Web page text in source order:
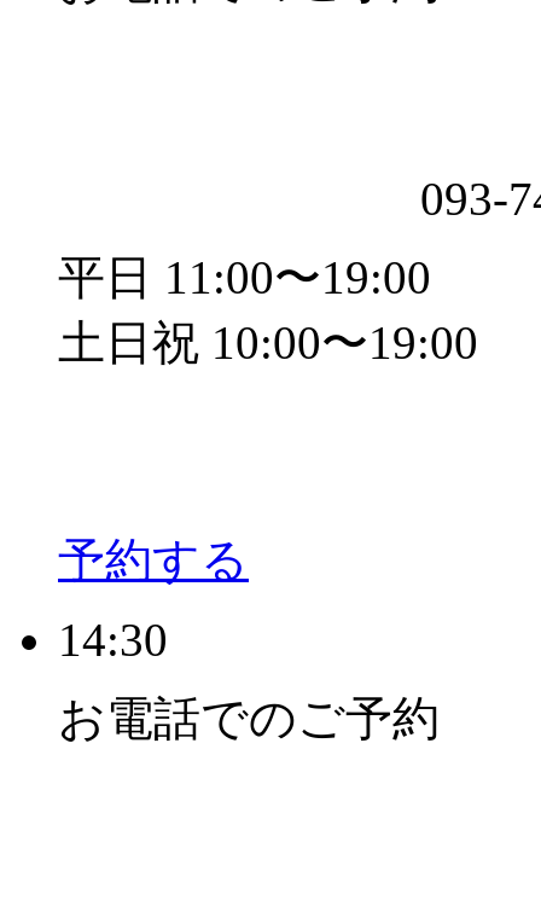
093-
平日 11:00〜19:00
土日祝 10:00〜19:00
予約する
14:30
お電話でのご予約